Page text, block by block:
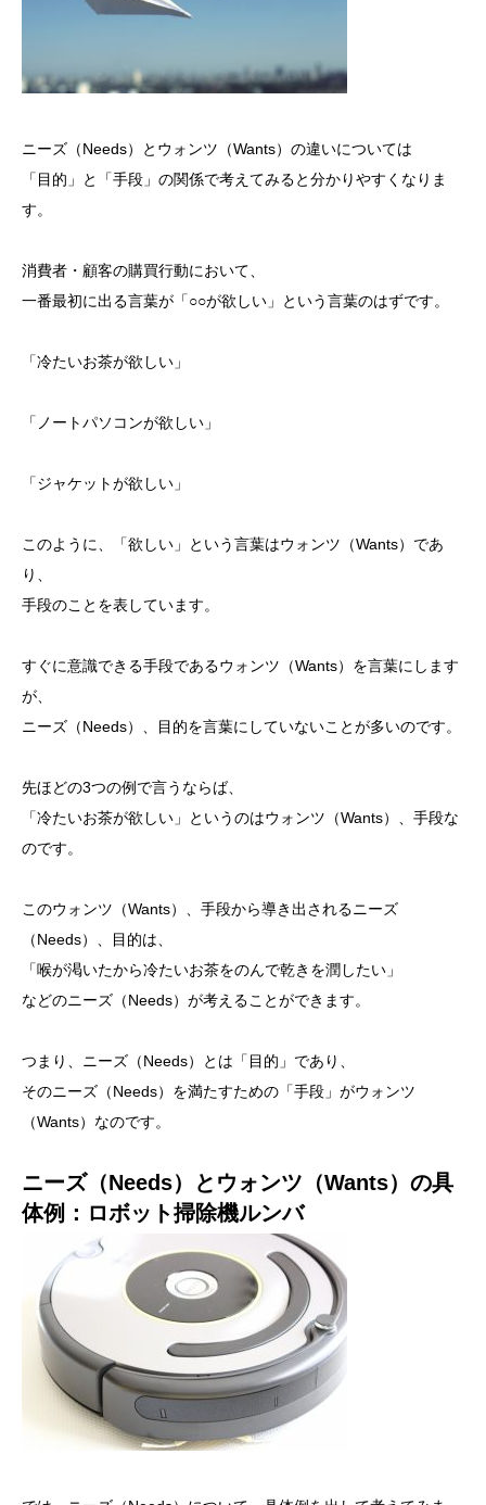
ニーズ（Needs）とウォンツ（Wants）の違いについては
「目的」と「手段」の関係で考えてみると分かりやすくなりま
す。
消費者・顧客の購買行動において、
一番最初に出る言葉が「○○が欲しい」という言葉のはずです。
「冷たいお茶が欲しい」
「ノートパソコンが欲しい」
「ジャケットが欲しい」
このように、「欲しい」という言葉はウォンツ（Wants）であ
り、
手段のことを表しています。
すぐに意識できる手段であるウォンツ（Wants）を言葉にします
が、
ニーズ（Needs）、目的を言葉にしていないことが多いのです。
先ほどの3つの例で言うならば、
「冷たいお茶が欲しい」というのはウォンツ（Wants）、手段な
のです。
このウォンツ（Wants）、手段から導き出されるニーズ
（Needs）、目的は、
「喉が渇いたから冷たいお茶をのんで乾きを潤したい」
などのニーズ（Needs）が考えることができます。
つまり、ニーズ（Needs）とは「目的」であり、
そのニーズ（Needs）を満たすための「手段」がウォンツ
（Wants）なのです。
ニーズ（Needs）とウォンツ（Wants）の具
体例：ロボット掃除機ルンバ